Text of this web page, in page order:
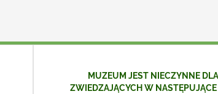
MUZEUM JEST NIECZYNNE DLA
ZWIEDZAJĄCYCH W